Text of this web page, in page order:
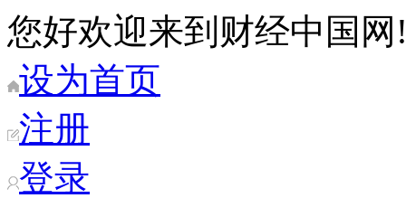
您好欢迎来到财经中国网
设为首页
注册
登录